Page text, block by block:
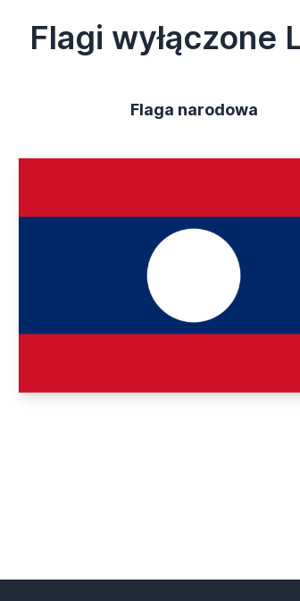
Flagi wyłączone
Flaga narodowa